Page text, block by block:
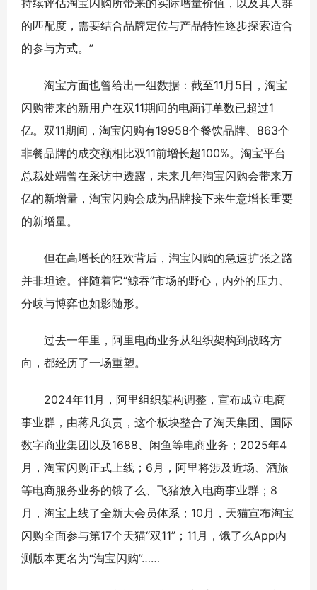
持续评估淘宝闪购所带来的实际增量价值，以及其人群
的匹配度，需要结合品牌定位与产品特性逐步探索适合
的参与方式。”
淘宝方面也曾给出一组数据：截至11月5日，淘宝
闪购带来的新用户在双11期间的电商订单数已超过1
亿。双11期间，淘宝闪购有19958个餐饮品牌、863个
非餐品牌的成交额相比双11前增长超100%。淘宝平台
总裁处端曾在采访中透露，未来几年淘宝闪购会带来万
亿的新增量，淘宝闪购会成为品牌接下来生意增长重要
的新增量。
但在高增长的狂欢背后，淘宝闪购的急速扩张之路
并非坦途。伴随着它“鲸吞”市场的野心，内外的压力、
分歧与博弈也如影随形。
过去一年里，阿里电商业务从组织架构到战略方
向，都经历了一场重塑。
2024年11月，阿里组织架构调整，宣布成立电商
事业群，由蒋凡负责，这个板块整合了淘天集团、国际
数字商业集团以及1688、闲鱼等电商业务；2025年4
月，淘宝闪购正式上线；6月，阿里将涉及近场、酒旅
等电商服务业务的饿了么、飞猪放入电商事业群；8
月，淘宝上线了全新大会员体系；10月，天猫宣布淘宝
闪购全面参与第17个天猫“双11”；11月，饿了么App内
测版本更名为“淘宝闪购”……